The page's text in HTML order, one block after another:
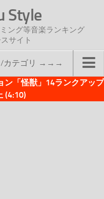
Style
ング等音楽ランキング
サイト
/カテゴリ →→→
ン「怪獣」14ランクアップ
(4:10)